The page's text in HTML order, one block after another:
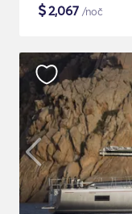
$2,067 /noč